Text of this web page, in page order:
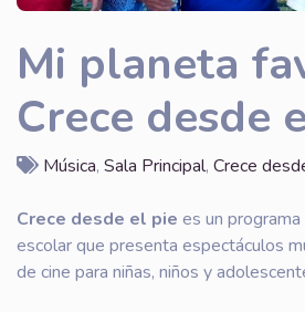
Mi planeta
Crece desde
Música, Sala Principal, Crece
Crece desde el pie es un
escolar que presenta espectáculos
de cine para niñas, niños y